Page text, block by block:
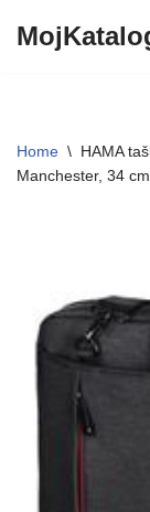
Home \ HAMA
Manchester, 34